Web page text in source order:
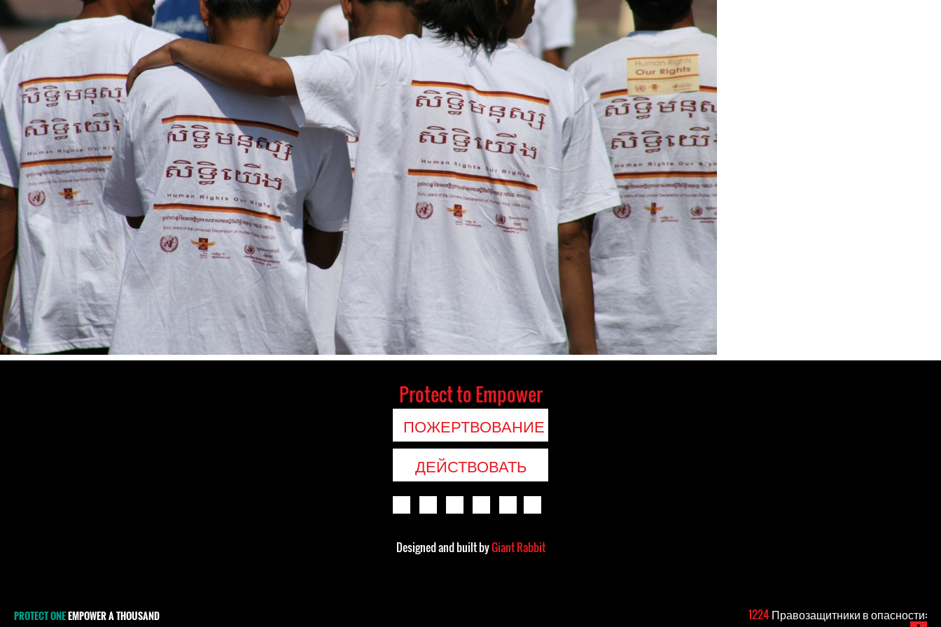
Protect to Empower
ПОЖЕРТВОВАНИЕ
ДЕЙСТВОВАТЬ
Designed and built byGiant Rabbit
PROTECT ONEEMPOWER A THOUSAND 1224Правозащитники в опасности: